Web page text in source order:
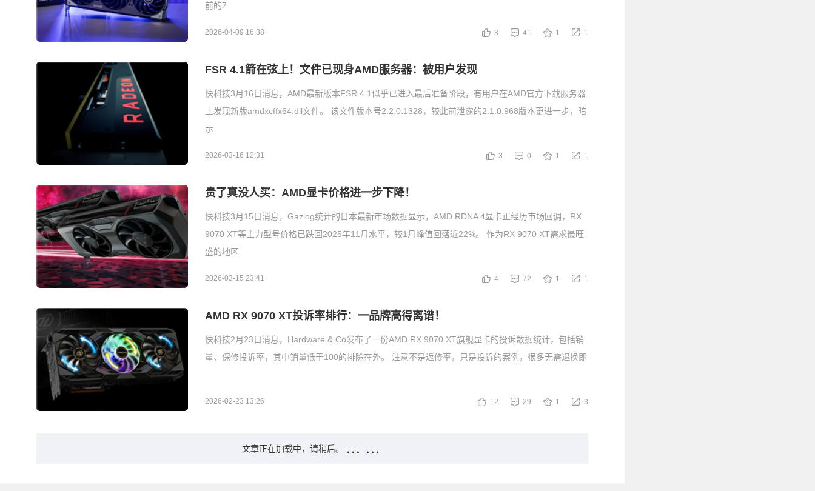
前的7
2026-04-09 16:38 3 41 1 1
FSR 4.1箭在弦上！文件已现身AMD服务器：被用户发现
快科技3月16日消息，AMD最新版本FSR 4.1似乎已进入最后准备阶段，有用户在AMD官方下载服务器
上发现新版amdxcffx64.dll文件。 该文件版本号2.2.0.1328，较此前泄露的2.1.0.968版本更进一步，暗
示
2026-03-16 12:31 3 0 1 1
贵了真没人买：AMD显卡价格进一步下降！
快科技3月15日消息，Gazlog统计的日本最新市场数据显示，AMD RDNA 4显卡正经历市场回调，RX
9070 XT等主力型号价格已跌回2025年11月水平，较1月峰值回落近22%。 作为RX 9070 XT需求最旺
盛的地区
2026-03-15 23:41 4 72 1 1
AMD RX 9070 XT投诉率排行：一品牌高得离谱！
快科技2月23日消息，Hardware & Co发布了一份AMD RX 9070 XT旗舰显卡的投诉数据统计，包括销
量、保修投诉率，其中销量低于100的排除在外。 注意不是返修率，只是投诉的案例，很多无需退换即
2026-02-23 13:26 12 29 1 3
文章正在加载中，请稍后。